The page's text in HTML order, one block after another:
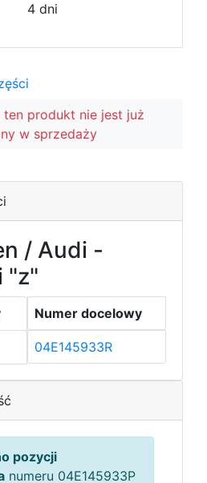
4 dni
ten produkt nie jest już
w sprzedaży
/ Audi -
"z"
Numer docelowy
04E145933R
pozycji
numeru 04E145933P